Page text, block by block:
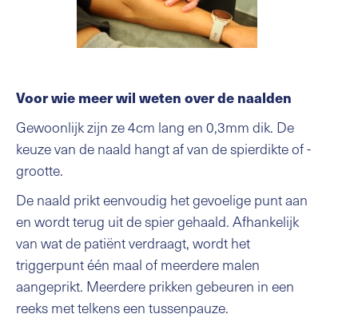
Voor wie meer wil weten over de naalden
Gewoonlijk zijn ze 4cm lang en 0,3mm dik. De
keuze van de naald hangt af van de spierdikte of -
grootte.
De naald prikt eenvoudig het gevoelige punt aan
en wordt terug uit de spier gehaald. Afhankelijk
van wat de patiënt verdraagt, wordt het
triggerpunt één maal of meerdere malen
aangeprikt. Meerdere prikken gebeuren in een
reeks met telkens een tussenpauze.